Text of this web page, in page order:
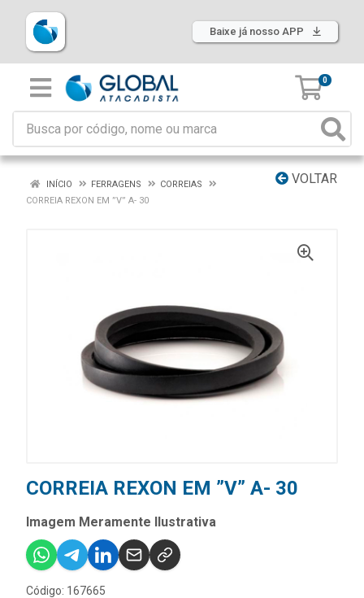
Baixe já nosso APP
0
VOLTAR
INÍCIO FERRAGENS
CORREIAS
CORREIA REXON EM ”V” A- 30
CORREIA REXON EM ”V” A- 30
Imagem Meramente Ilustrativa
Código: 167665